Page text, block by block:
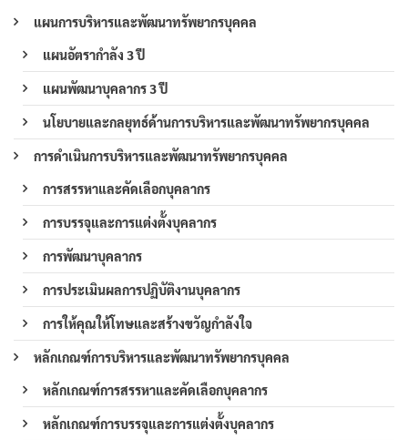
แผนการบริหารและพัฒนาทรัพยากรบุคคล
แผนอัตรากำลัง 3 ปี
แผนพัฒนาบุคลากร 3 ปี
นโยบายและกลยุทธ์ด้านการบริหารและพัฒนาทรัพยากรบุคคล
การดำเนินการบริหารและพัฒนาทรัพยากรบุคคล
การสรรหาและคัดเลือกบุคลากร
การบรรจุและการแต่งตั้งบุคลากร
การพัฒนาบุคลากร
การประเมินผลการปฏิบัติงานบุคลากร
การให้คุณให้โทษและสร้างขวัญกำลังใจ
หลักเกณฑ์การบริหารและพัฒนาทรัพยากรบุคคล
หลักเกณฑ์การสรรหาและคัดเลือกบุคลากร
หลักเกณฑ์การบรรจุและการแต่งตั้งบุคลากร